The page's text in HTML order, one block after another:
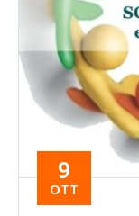
9
OTT